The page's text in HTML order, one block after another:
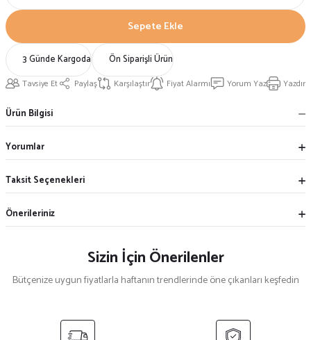
Sepete Ekle
3 Günde Kargoda Ön Siparişli Ürün
Tavsiye Et Paylaş Karşılaştır Fiyat Alarmı Yorum Yaz Yazdır
Ürün Bilgisi
Yorumlar
Taksit Seçenekleri
Önerileriniz
Sizin İçin Önerilenler
Bütçenize uygun fiyatlarla haftanın trendlerinde öne çıkanları keşfedin
Nikah Şekeri Hediyeliği Metal Ayna Magnet Nks-01